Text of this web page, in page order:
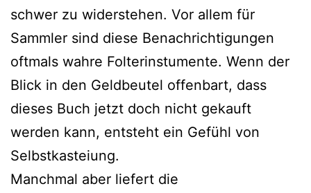
schwer zu widerstehen. Vor allem für
Sammler sind diese Benachrichtigungen
oftmals wahre Folterinstumente. Wenn der
Blick in den Geldbeutel offenbart, dass
dieses Buch jetzt doch nicht gekauft
werden kann, entsteht ein Gefühl von
Selbstkasteiung.
Manchmal aber liefert die